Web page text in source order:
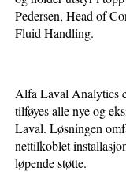
Pedersen, Head of
Fluid Handling.
Alfa Laval Analytics
tilføyes alle nye og
Laval. Løsningen
nettilkoblet
løpende støtte.